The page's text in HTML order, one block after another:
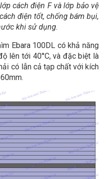
cách điện F và lớp bảo vệ
điện tốt, chống bám bụi,
khi sử dụng.
Ebara 100DL có khả năng
lên tới 40°C, và đặc biệt là
có lẫn cả tạp chất với kích